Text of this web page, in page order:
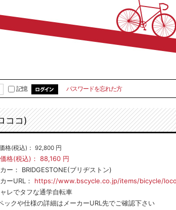
記憶 パスワードを忘れた方
ココ)
格(税込)： 92,800 円
格(税込)： 88,160 円
ー：
BRIDGESTONE(ブリヂストン)
ーURL：
https://www.bscycle.co.jp/items/bicycle/
レでタフな通学自転車
ックや仕様の詳細はメーカーURL先でご確認下さい